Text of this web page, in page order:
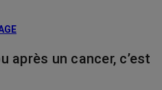
après un cancer, c’est